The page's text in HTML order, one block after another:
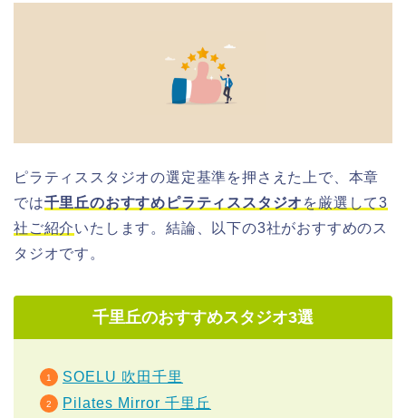
ピラティススタジオの選定基準を押さえた上で、本章
では千里丘のおすすめピラティススタジオ を厳選して3
社ご紹介いたします。結論、以下の3社がおすすめのス
タジオです。
千里丘のおすすめスタジオ3選
SOELU 吹田千里
Pilates Mirror 千里丘